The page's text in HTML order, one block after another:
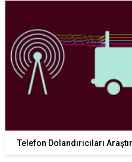
Telefon Dolandırıcıları